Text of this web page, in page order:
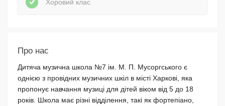
Хоровий клас
Про нас
Дитяча музична школа №7 ім. М. П. Мусоргського є
однією з провідних музичних шкіл в місті Харкові, яка
пропонує навчання музиці для дітей віком від 5 до 18
років. Школа має різні відділення, такі як фортепіано,